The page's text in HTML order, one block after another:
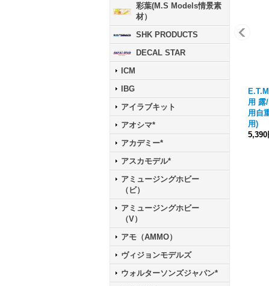
彩葉(M.S Models情景素
材）
SHK PRODUCTS
DECAL STAR
ICM
IBG
アイラブキット
アオシマ*
アカデミー*
アスカモデル*
アミュージングホビー
（ビ）
アミュージングホビー
（V）
アモ（AMMO）
ヴィジョンモデルズ
ウォルターソンズジャパン*
用 露
用自
用)
5,390